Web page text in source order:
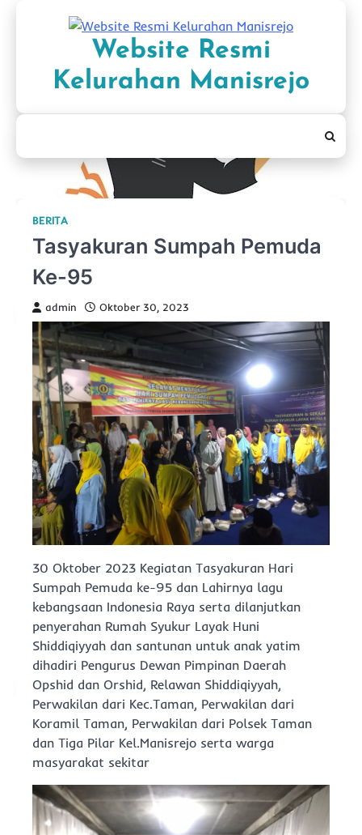
Website Resmi
Kelurahan Manisrejo
BERITA
Tasyakuran Sumpah Pemuda
Ke-95
admin Oktober 30, 2023
30 Oktober 2023 Kegiatan Tasyakuran Hari
Sumpah Pemuda ke-95 dan Lahirnya lagu
kebangsaan Indonesia Raya serta dilanjutkan
penyerahan Rumah Syukur Layak Huni
Shiddiqiyyah dan santunan untuk anak yatim
dihadiri Pengurus Dewan Pimpinan Daerah
Opshid dan Orshid, Relawan Shiddiqiyyah,
Perwakilan dari Kec.Taman, Perwakilan dari
Koramil Taman, Perwakilan dari Polsek Taman
dan Tiga Pilar Kel.Manisrejo serta warga
masyarakat sekitar